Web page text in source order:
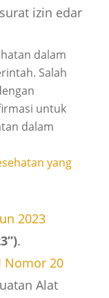
izin edar
dalam
Salah
untuk
dalam
yang
2023
.
Nomor 20
Alat